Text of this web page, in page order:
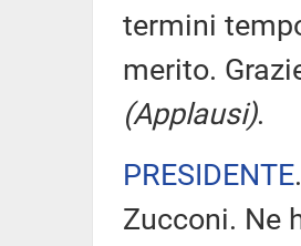
termini
merito.
(Applausi).
PRESIDENTE
Zucconi. Ne